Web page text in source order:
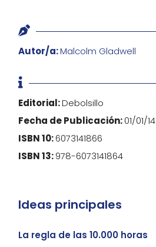

Autor/a:Malcolm Gladwell

Editorial:Debolsillo
Fecha de Publicación:01/01/14
ISBN 10:6073141866
ISBN 13:978-6073141864
Ideas principales
La regla de las 10.000 horas